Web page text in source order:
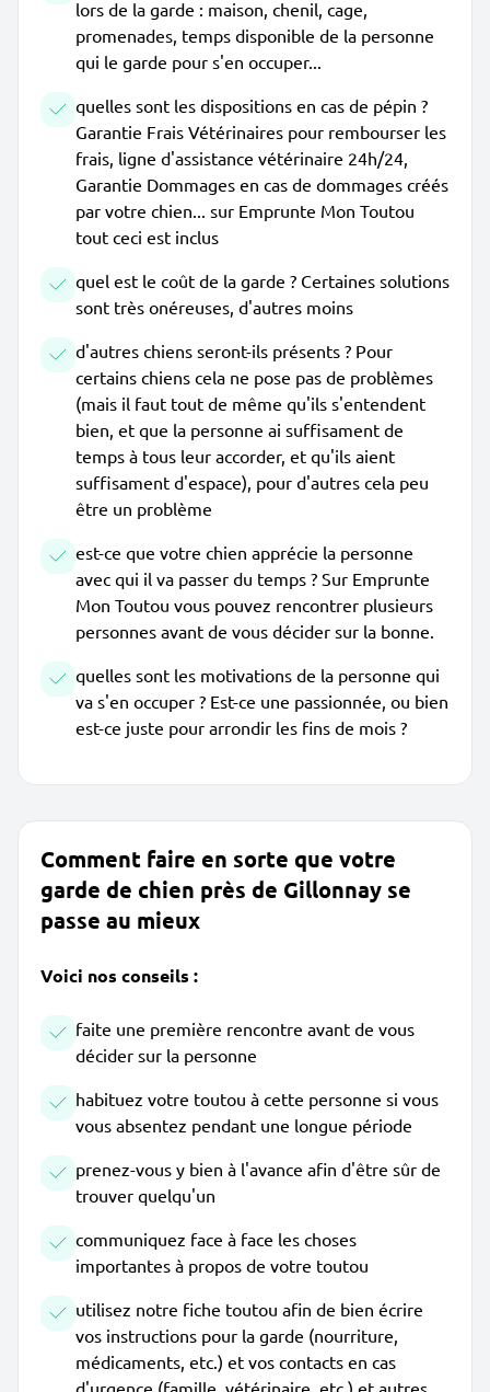
lors de la garde : maison, chenil, cage,
promenades, temps disponible de la personne
qui le garde pour s'en occuper...
quelles sont les dispositions en cas de pépin ?
Garantie Frais Vétérinaires pour rembourser les
frais, ligne d'assistance vétérinaire 24h/24,
Garantie Dommages en cas de dommages créés
par votre chien... sur Emprunte Mon Toutou
tout ceci est inclus
quel est le coût de la garde ? Certaines solutions
sont très onéreuses, d'autres moins
d'autres chiens seront-ils présents ? Pour
certains chiens cela ne pose pas de problèmes
(mais il faut tout de même qu'ils s'entendent
bien, et que la personne ai suffisament de
temps à tous leur accorder, et qu'ils aient
suffisament d'espace), pour d'autres cela peu
être un problème
est-ce que votre chien apprécie la personne
avec qui il va passer du temps ? Sur Emprunte
Mon Toutou vous pouvez rencontrer plusieurs
personnes avant de vous décider sur la bonne.
quelles sont les motivations de la personne qui
va s'en occuper ? Est-ce une passionnée, ou bien
est-ce juste pour arrondir les fins de mois ?
Comment faire en sorte que votre
garde de chien près de Gillonnay se
passe au mieux
Voici nos conseils :
faite une première rencontre avant de vous
décider sur la personne
habituez votre toutou à cette personne si vous
vous absentez pendant une longue période
prenez-vous y bien à l'avance afin d'être sûr de
trouver quelqu'un
communiquez face à face les choses
importantes à propos de votre toutou
utilisez notre fiche toutou afin de bien écrire
vos instructions pour la garde (nourriture,
médicaments, etc.) et vos contacts en cas
d'urgence (famille, vétérinaire, etc.) et autres